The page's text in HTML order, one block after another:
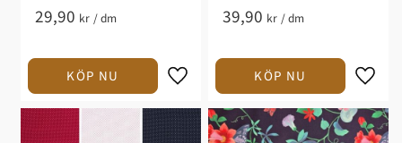
29,90 kr /dm 39,90 kr /dm